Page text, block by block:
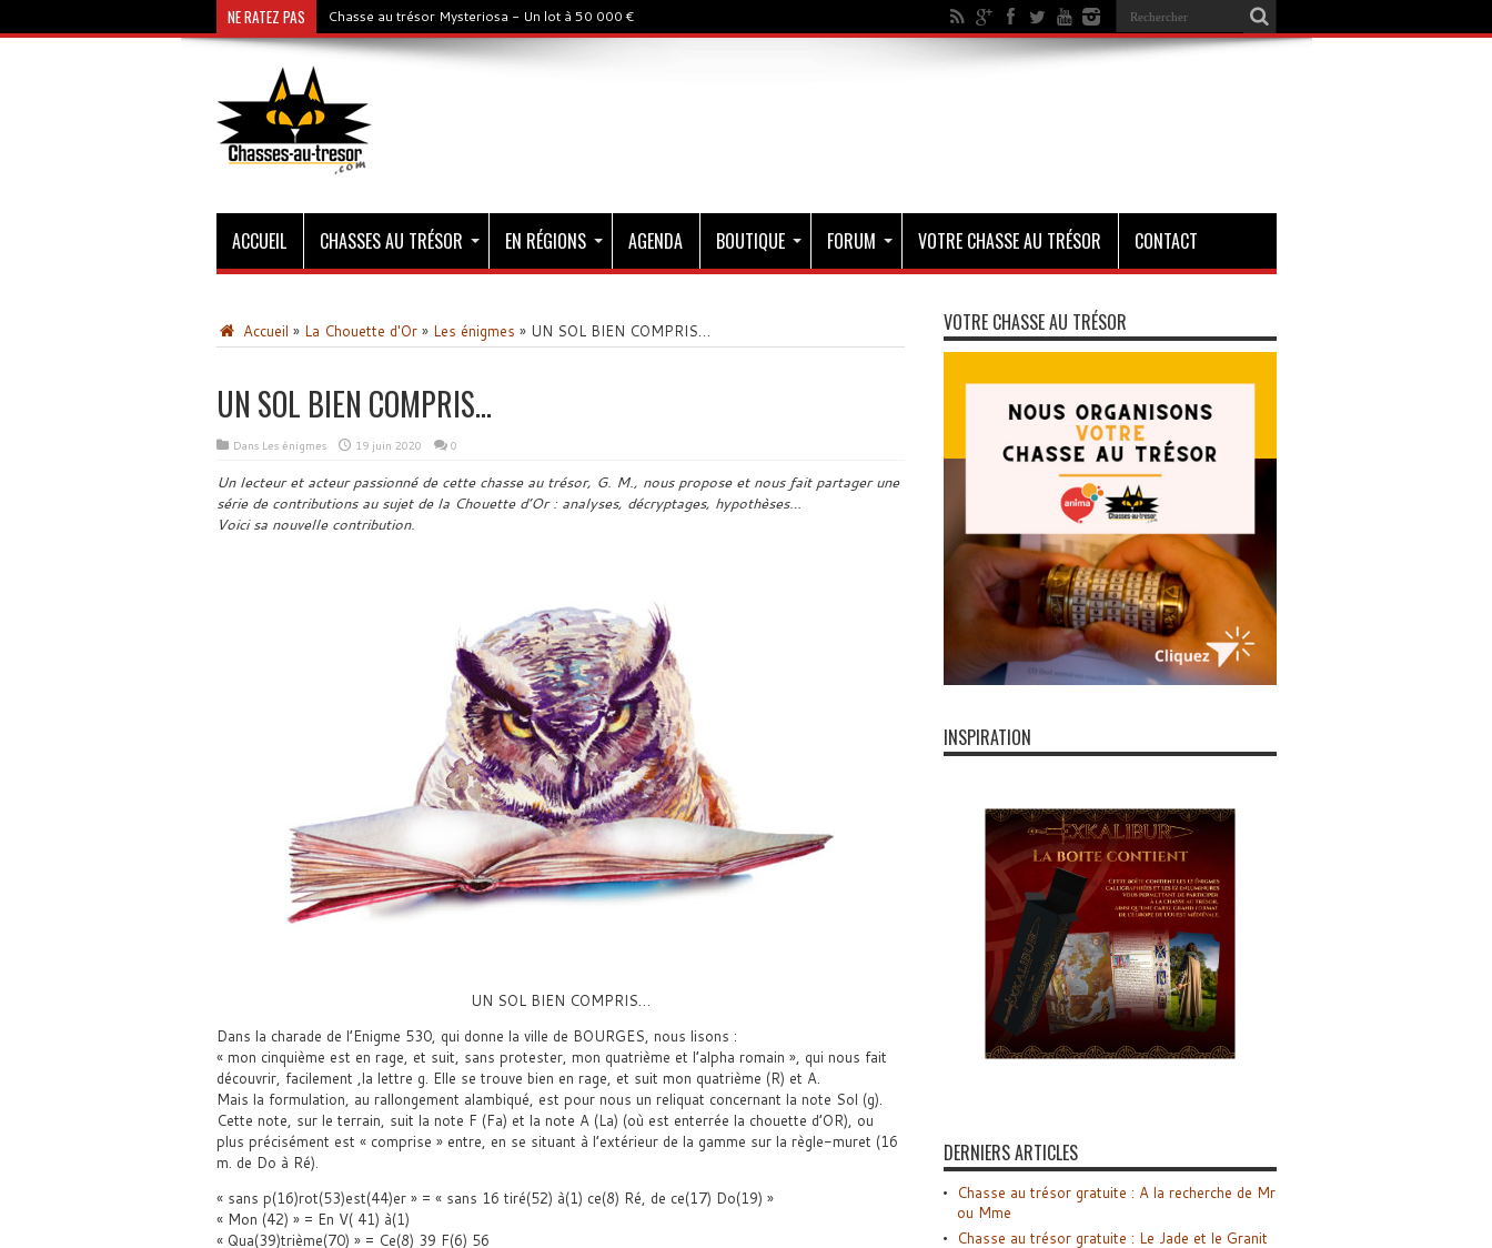
NE RATEZ PAS Chasse au trésor Mysteriosa - Un lot à 50 000 €
ACCUEIL CHASSES AU TRÉSOR EN RÉGIONS AGENDA BOUTIQUE FORUM VOTRE CHASSE AU TRÉSOR CONTACT
Accueil » La Chouette d'Or » Les énigmes » UN SOL BIEN COMPRIS…
UN SOL BIEN COMPRIS…
Dans Les énigmes 19 juin 2020 0
Un lecteur et acteur passionné de cette chasse au trésor, G. M., nous propose et nous fait partager une
série de contributions au sujet de la Chouette d’Or : analyses, décryptages, hypothèses…
Voici sa nouvelle contribution.
UN SOL BIEN COMPRIS…
Dans la charade de l’Enigme 530, qui donne la ville de BOURGES, nous lisons :
« mon cinquième est en rage, et suit, sans protester, mon quatrième et l’alpha romain », qui nous fait
découvrir, facilement ,la lettre g. Elle se trouve bien en rage, et suit mon quatrième (R) et A.
Mais la formulation, au rallongement alambiqué, est pour nous un reliquat concernant la note Sol (g).
Cette note, sur le terrain, suit la note F (Fa) et la note A (La) (où est enterrée la chouette d’OR), ou
plus précisément est « comprise » entre, en se situant à l’extérieur de la gamme sur la règle-muret (16
m. de Do à Ré).
« sans p(16)rot(53)est(44)er » = « sans 16 tiré(52) à(1) ce(8) Ré, de ce(17) Do(19) »
« Mon (42) » = En V( 41) à(1)
« Qua(39)trième(70) » = Ce(8) 39 F(6) 56
VOTRE CHASSE AU TRÉSOR
INSPIRATION
DERNIERS ARTICLES
Chasse au trésor gratuite : A la recherche de Mr
ou Mme
Chasse au trésor gratuite : Le Jade et le Granit